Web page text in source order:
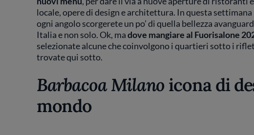
locale, opere di design e architettura. In questa
ogni angolo scorgerete un po’ di quella bellezza
Italia e non solo. Ok, madove mangiare al Fuorisalone
selezionate alcune che coinvolgono i quartieri sotto i
trovate qui sotto.
Barbacoa Milanoicona di
mondo